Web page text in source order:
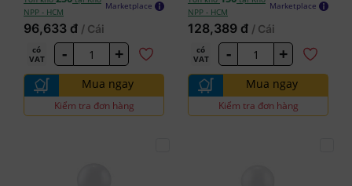
NPP - HCM
Marketplace
96,633 đ / Cái
có
VAT
- +
Mua ngay
Kiểm tra đơn hàng
NPP - HCM
Marketplace
128,389 đ / Cái
có
VAT
- +
Mua ngay
Kiểm tra đơn hàng